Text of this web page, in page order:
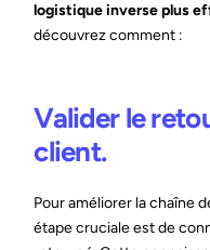
logistique inverse plus
découvrez comment :
Valider le
client.
Pour améliorer la chaîne
étape cruciale est de